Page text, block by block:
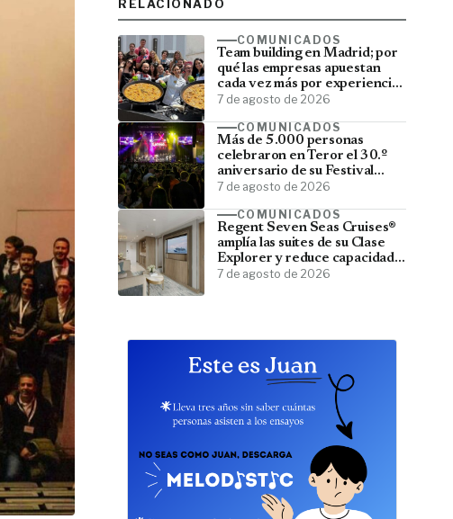
RELACIONADO
COMUNICADOS
Team building en Madrid; por
qué las empresas apuestan
cada vez más por experiencias
que fortalecen sus equipos
7 de agosto de 2026
COMUNICADOS
Más de 5.000 personas
celebraron en Teror el 30.º
aniversario de su Festival
Latino
7 de agosto de 2026
COMUNICADOS
Regent Seven Seas Cruises®
amplía las suites de su Clase
Explorer y reduce capacidad;
menos pasajeros, más espacio
7 de agosto de 2026